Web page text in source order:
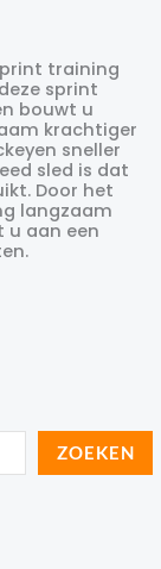
ZOEKEN
training
sprint
bouwt u
krachtiger
sneller
sled is dat
Door het
langzaam
u aan een